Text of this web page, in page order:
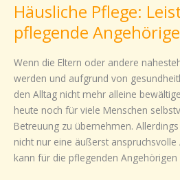
Häusliche Pflege:
pflegende Angehörige
Wenn die Eltern oder andere
werden und aufgrund von
den Alltag nicht mehr alleine
heute noch für viele Menschen
Betreuung zu übernehmen.
nicht nur eine äußerst
kann für die pflegenden
Häusliche
Pflege:
Leistungen
für
pflegende
Angehörige